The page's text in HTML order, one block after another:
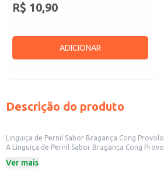
R$ 10,90
ADICIONAR
Descrição do produto
Linguiça de Pernil Sabor Bragança Cong
A Linguiça de Pernil Sabor Bragança Cong
Perfeita para:
Ver mais